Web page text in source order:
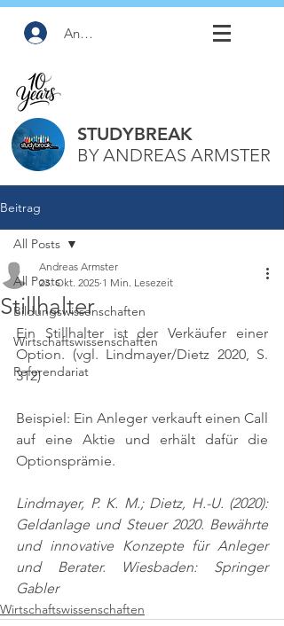
Anmelden
STUDYBREAK
BY ANDREAS ARMSTER
Beitrag
All Posts
Bildungswissenschaften
Wirtschaftswissenschaften
Referendariat
All Posts
Stillhalter
Andreas Armster
23. Okt. 2025 1 Min. Lesezeit
Ein Stillhalter ist der Verkäufer einer
Option. (vgl. Lindmayer/Dietz 2020, S.
312)
Beispiel: Ein Anleger verkauft einen Call
auf eine Aktie und erhält dafür die
Optionsprämie.
Lindmayer, P. K. M.; Dietz, H.-U. (2020):
Geldanlage und Steuer 2020. Bewährte
und innovative Konzepte für Anleger
und Berater. Wiesbaden: Springer
Gabler
Wirtschaftswissenschaften